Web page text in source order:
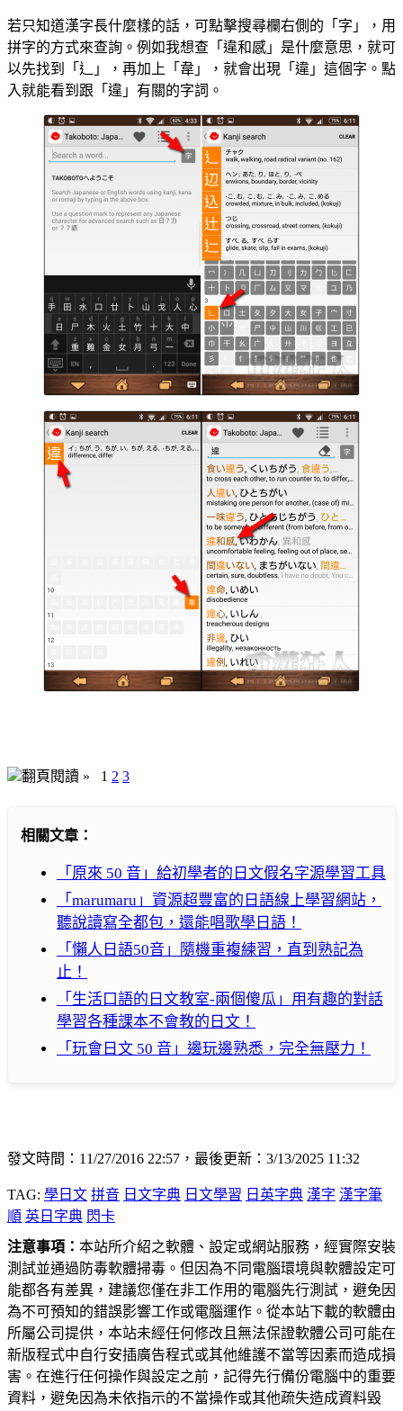
若只知道漢字長什麼樣的話，可點擊搜尋欄右側的「字」，用
拼字的方式來查詢。例如我想查「違和感」是什麼意思，就可
以先找到「辶」，再加上「韋」，就會出現「違」這個字。點
入就能看到跟「違」有關的字詞。
翻頁閱讀 » 1 2 3
相關文章：
「原來 50 音」給初學者的日文假名字源學習工具
「marumaru」資源超豐富的日語線上學習網站，
聽說讀寫全都包，還能唱歌學日語！
「懶人日語50音」隨機重複練習，直到熟記為
止！
「生活口語的日文教室-兩個傻瓜」用有趣的對話
學習各種課本不會教的日文！
「玩會日文 50 音」邊玩邊熟悉，完全無壓力！
發文時間：11/27/2016 22:57，最後更新：3/13/2025 11:32
TAG: 學日文 拼音 日文字典 日文學習 日英字典 漢字 漢字筆
順 英日字典 閃卡
注意事項： 本站所介紹之軟體、設定或網站服務，經實際安裝
測試並通過防毒軟體掃毒。但因為不同電腦環境與軟體設定可
能都各有差異，建議您僅在非工作用的電腦先行測試，避免因
為不可預知的錯誤影響工作或電腦運作。從本站下載的軟體由
所屬公司提供，本站未經任何修改且無法保證軟體公司可能在
新版程式中自行安插廣告程式或其他維護不當等因素而造成損
害。在進行任何操作與設定之前，記得先行備份電腦中的重要
資料，避免因為未依指示的不當操作或其他疏失造成資料毀